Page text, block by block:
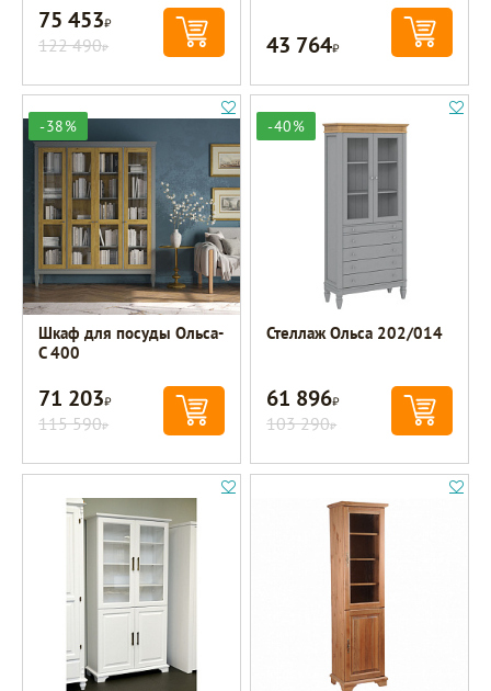
75 453Р
122 490Р 43 764Р
-38%
Шкаф для посуды Ольса-
С 400
71 203Р
115 590Р
-40%
Стеллаж Ольса 202/014
61 896Р
103 290Р